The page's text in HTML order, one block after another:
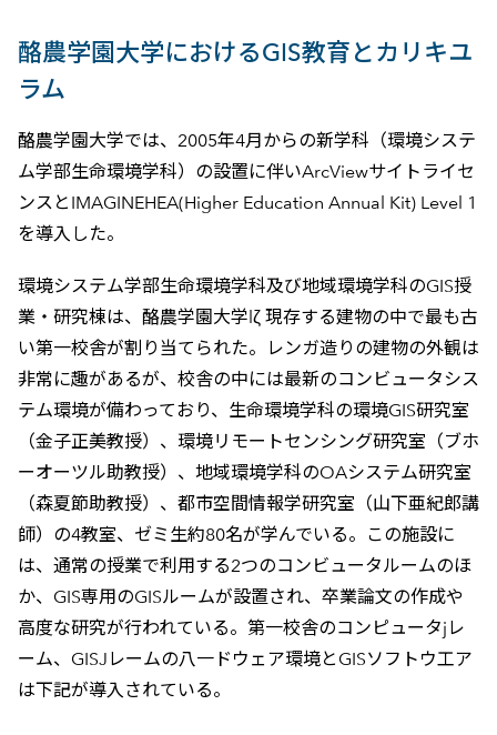
酪農学園大学におけるGIS教育とカリキユ
ラム
酪農学園大学では、2005年4月からの新学科（環境システ
ム学部生命環境学科）の設置に伴いArcViewサイトライセ
ンスとIMAGINEHEA(Higher Education Annual Kit) Level 1
を導入した。
環境システム学部生命環境学科及び地域環境学科のGIS授
業・研究棟は、酪農学園大学lζ 現存する建物の中で最も古
い第一校舎が割り当てられた。レンガ造りの建物の外観は
非常に趣があるが、校舎の中には最新のコンビュータシス
テム環境が備わっており、生命環境学科の環境GIS研究室
（金子正美教授）、環境リモートセンシング研究室（ブホ
ーオーツル助教授）、地域環境学科のOAシステム研究室
（森夏節助教授）、都市空間情報学研究室（山下亜紀郎講
師）の4教室、ゼミ生約80名が学んでいる。この施設に
は、通常の授業で利用する2つのコンビュータルームのほ
か、GIS専用のGISルームが設置され、卒業論文の作成や
高度な研究が行われている。第一校舎のコンピュータjレ
ーム、GISJレームの八一ドウェア環境とGISソフトウ工ア
は下記が導入されている。